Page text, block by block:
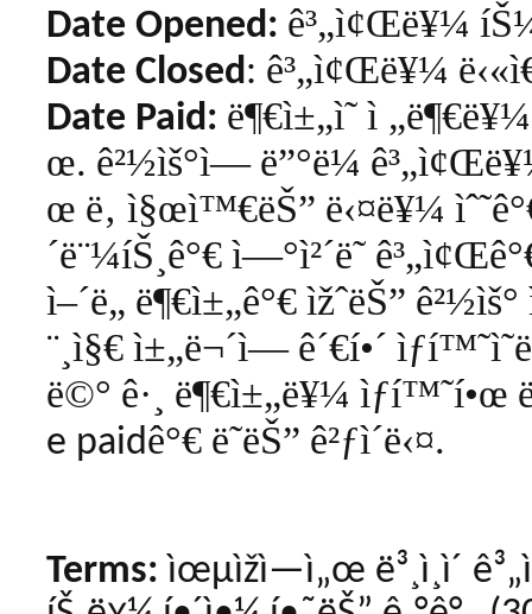
Date Opened: ê³„ì¢Œë¥¼
Date Closed: ê³„ì¢Œë¥¼
Date Paid: ë¶€ì±„ì˜ ì „ë¶€ë¥¼
œ. ê²½ìš°ì— ë”°ë¼
œ ë‚ ì§œì™€ëŠ” ë‹¤ë¥¼
´ë¨¼íŠ¸ê°€ ì—°ì²´ë˜
ì–´ë„ ë¶€ì±„ê°€ ìžˆëŠ” ê²½ìš°
¨¸ì§€ ì±„ë¬´ì— ê´€í•´
ë©° ê·¸ ë¶€ì±„ë¥¼ ìƒí™˜í•œ
e paidê°€ ë˜ëŠ” ê²ƒì´ë‹¤.
Terms: ìœµìžì—ì„œ ë³¸ì¸ì´